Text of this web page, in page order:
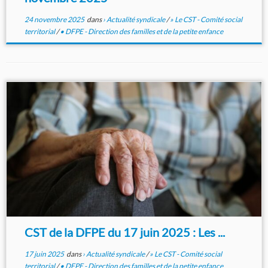
24 novembre 2025dans› Actualité syndicale/» Le CST - Comité social
territorial/• DFPE - Direction des familles et de la petite enfance
CST de la DFPE du 17 juin 2025 : Les ...
17 juin 2025dans› Actualité syndicale/» Le CST - Comité social
territorial/• DFPE - Direction des familles et de la petite enfance